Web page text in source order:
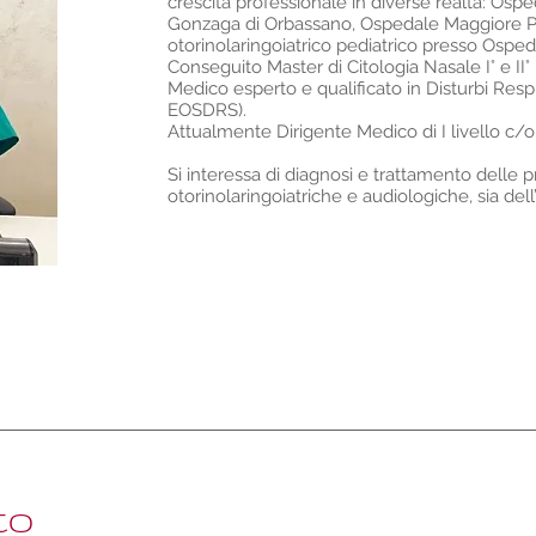
Gonzaga di Orbassano, Ospedale
otorinolaringoiatrico pediatrico presso
Conseguito Master di Citologia Nasale I° e
Medico esperto e qualificato in Disturbi
EOSDRS).
Attualmente Dirigente Medico di I livello c/o
Si interessa di diagnosi e trattamento delle
otorinolaringoiatriche e audiologiche, sia